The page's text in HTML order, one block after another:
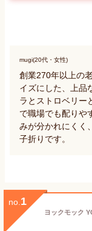
mugi(20代・女性)
創業270年以上の
イズにした、上品
ラとストロベリー
で職場でも配りや
みが分かれにくく
子折りです。
no. 1